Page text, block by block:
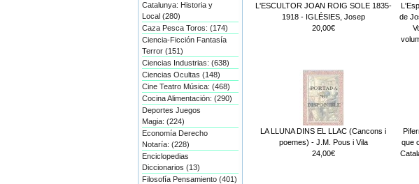
L'ESCULTOR JOAN ROIG SOLE 1835-
1918 - IGLÉSIES, Josep
20,00€
de
LA LLUNA DINS EL LLAC (Cancons i
poemes) - J.M. Pous i Vila
24,00€
que
Catalunya: Historia y
Local (280)
Caza Pesca Toros: (174)
Ciencia-Ficción Fantasía
Terror (151)
Ciencias Industrias: (638)
Ciencias Ocultas (148)
Cine Teatro Música: (468)
Cocina Alimentación: (290)
Deportes Juegos
Magia: (224)
Economía Derecho
Notaría: (228)
Enciclopedias
Diccionarios (13)
Filosofía Pensamiento (401)